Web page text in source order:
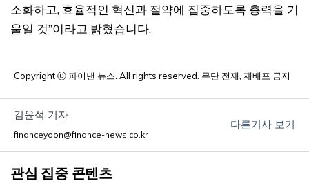
소화하고, 효율적인 혁신과 절약에 집중하도록 총력을 기
울일 것”이라고 밝혔습니다.
Copyright ⓒ 파이낸 뉴스. All rights reserved. 무단 전재, 재배포 금지
김윤석 기자
financeyoon@finance-news.co.kr
다른기사 보기
관심 집중 콘텐츠